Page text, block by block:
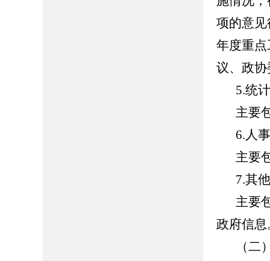
项的意
年度重
议、政
5.统
主要
6.人
主要
7.其
主要
政府信息
（二